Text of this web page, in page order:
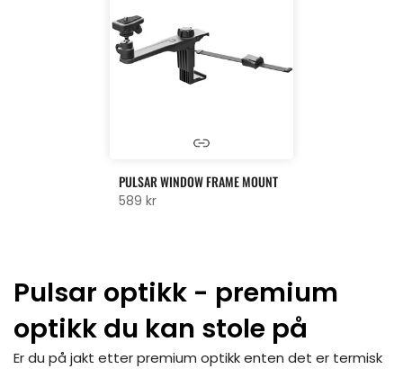
PULSAR WINDOW FRAME MOUNT
589 kr
Pulsar optikk - premium
optikk du kan stole på
Er du på jakt etter premium optikk enten det er termisk